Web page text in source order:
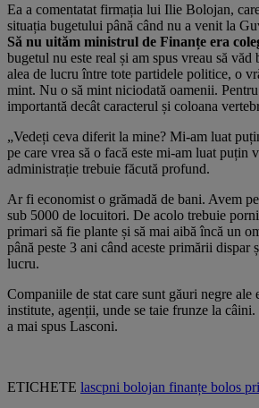
Ea a comentatat firmația lui Ilie Bolojan,
situația bugetului până când nu a venit la
Să nu uităm ministrul de Finanțe era
bugetul nu este real și am spus vreau să văd
alea de lucru între tote partidele politice, o
mint. Nu o să mint niciodată oamenii.
importantă decât caracterul și coloana
„Vedeți ceva diferit la mine? Mi-am luat
pe care vrea să o facă este mi-am luat puțin
administrație trebuie făcută profund.
Ar fi economist o grămadă de bani. Avem
sub 5000 de locuitori. De acolo trebuie
primari să fie plante și să mai aibă încă un
până peste 3 ani când aceste primării dispar
lucru.
Companiile de stat care sunt găuri negre ale
institute, agenții, unde se taie frunze la
a mai spus Lasconi.
ETICHETE lascpni bolojan finanțe bolos